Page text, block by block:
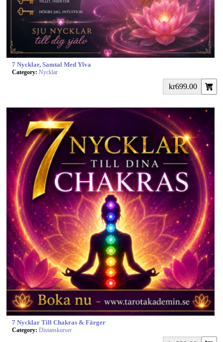
7 Nycklar, Samtal Med Ylva
Category: Nycklar
kr699.00
7 Nycklar Till Chakras & Färger
Category: Distanskurser